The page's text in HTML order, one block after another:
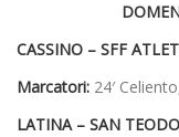
CASSINO – SFF
Marcatori: 24′
LATINA – SAN